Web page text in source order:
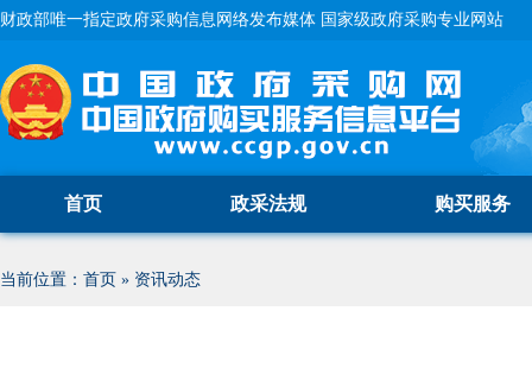
财政部唯一指定政府采购信息网络发布媒体 国家级政府采购专业网站
首页 政采法规 购买服务
当前位置： 首页 » 资讯动态